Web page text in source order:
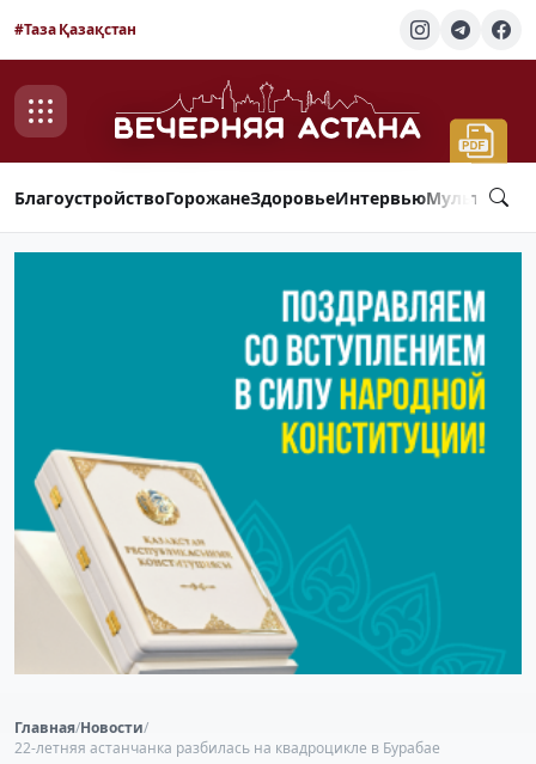
#Таза Қазақстан
БлагоустройствоГорожанеЗдоровьеИнтервью
Главная/Новости/
22-летняя астанчанка разбилась на квадроцикле в Бурабае